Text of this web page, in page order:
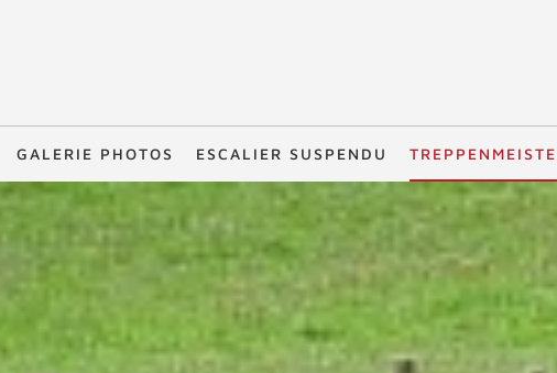
GALERIE PHOTOS ESCALIER SUSPENDU